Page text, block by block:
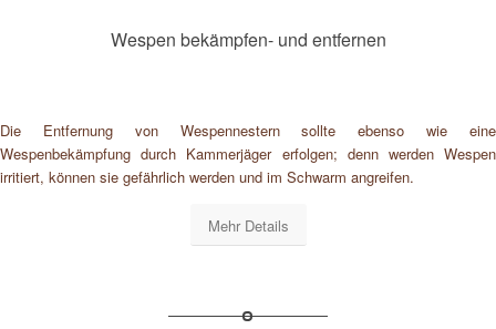
Wespen bekämpfen- und entfernen
Die Entfernung von Wespennestern sollte ebenso wie eine
Wespenbekämpfung durch Kammerjäger erfolgen; denn werden Wespen
irritiert, können sie gefährlich werden und im Schwarm angreifen.
Mehr Details